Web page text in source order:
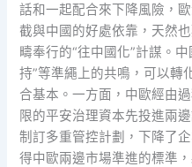
話和一起配合來下降風險，
截與中國的好處依靠，天然
疇奉行的“往中國化”計謀。
持”等準繩上的共鳴，可以轉
合基本。一方面，中歐經由
限的平安治理資本先投進兩
制訂多重管控計劃，下降了
得中歐兩邊市場準進的標準